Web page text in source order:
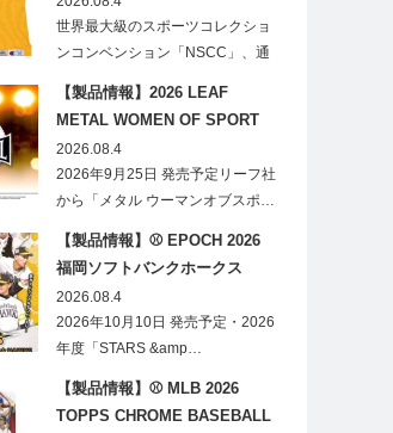
ンスポンサーに！
世界最大級のスポーツコレクショ
ンコンベンション「NSCC」、通
【製品情報】2026 LEAF
METAL WOMEN OF SPORT
HOBBY
2026.08.4
2026年9月25日 発売予定リーフ社
から「メタル ウーマンオブスポ…
【製品情報】⚾ EPOCH 2026
福岡ソフトバンクホークス
STARS&LEGENDS ベースボー
ルカード
2026.08.4
2026年10月10日 発売予定・2026
年度「STARS &amp…
【製品情報】⚾ MLB 2026
TOPPS CHROME BASEBALL